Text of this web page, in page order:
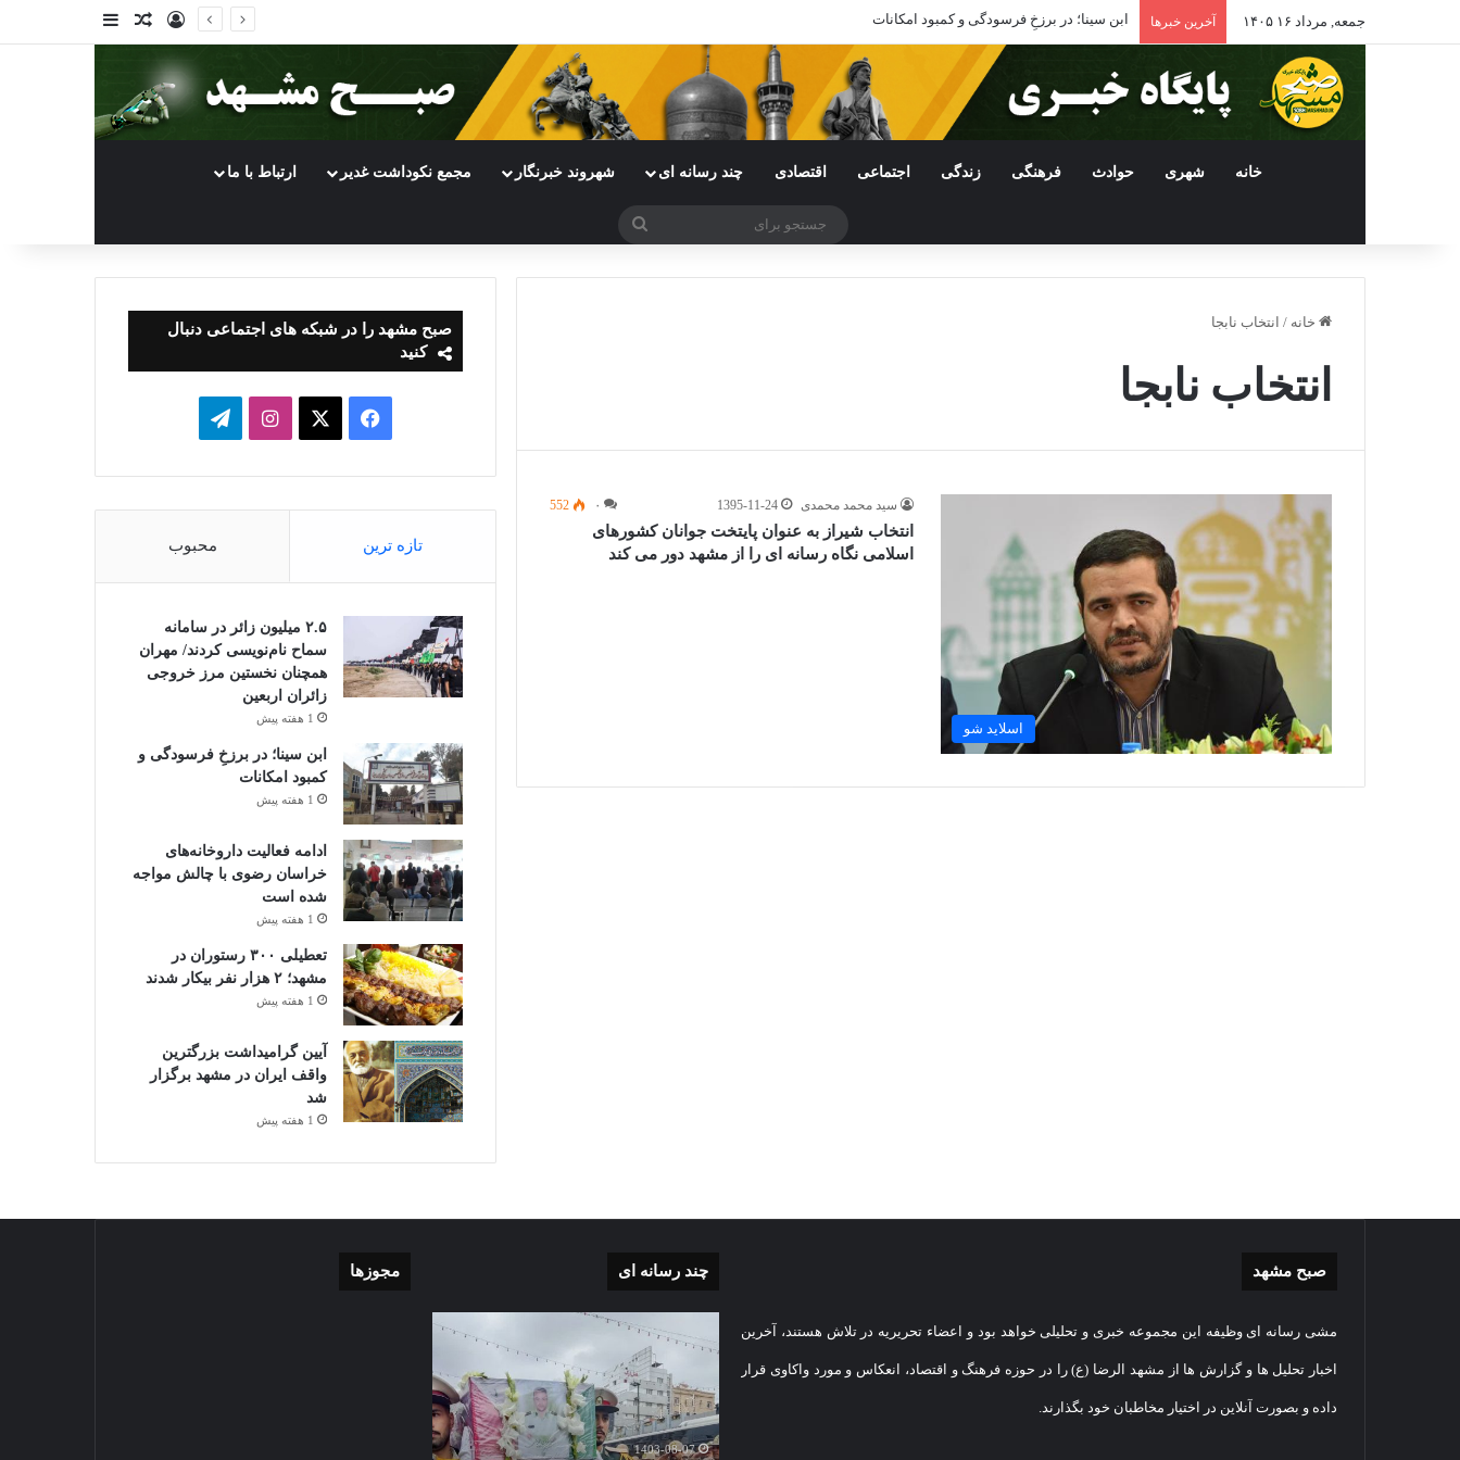
جمعه, مرداد ۱۶ ۱۴۰۵ آخرین خبرها ابن سینا؛ در برزخِ فرسودگی و کمبود امکانات ورودنوشته تصادفی
سایدبار
خانه شهری حوادث فرهنگی زندگی اجتماعی اقتصادی چند رسانه ای شهروند خبرنگار مجمع نکوداشت غدیر ارتباط با ما
جستجو
خانه / انتخاب نابجا
انتخاب نابجا
اسلاید شو
سید محمد محمدی 1395-11-24 ۰ 552
انتخاب شیراز به عنوان پایتخت جوانان کشورهای
اسلامی نگاه رسانه ای را از مشهد دور می کند
صبح مشهد را در شبکه های اجتماعی دنبال
کنید
فیسبوک ایکساینستاگرامتلگرام
تازه ترین محبوب
۲.۵ میلیون زائر در سامانه
سماح نام‌نویسی کردند/ مهران
همچنان نخستین مرز خروجی
زائران اربعین
1 هفته پیش
ابن سینا؛ در برزخِ فرسودگی و
کمبود امکانات
1 هفته پیش
ادامه فعالیت داروخانه‌های
خراسان رضوی با چالش مواجه
شده است
1 هفته پیش
تعطیلی ۳۰۰ رستوران در
مشهد؛ ۲ هزار نفر بیکار شدند
1 هفته پیش
آیین گرامیداشت بزرگترین
واقف ایران در مشهد برگزار
شد
1 هفته پیش
صبح مشهد
مشی رسانه ای وظیفه این مجموعه خبری و تحلیلی خواهد بود و اعضاء تحریریه در تلاش هستند، آخرین
اخبار تحلیل ها و گزارش ها از مشهد الرضا (ع) را در حوزه فرهنگ و اقتصاد، انعکاس و مورد واکاوی قرار
داده و بصورت آنلاین در اختیار مخاطبان خود بگذارند.
چند رسانه ای
گزارش
اقامه
عید
غبارروبی
مضجع
نورانی
تصویری
پیکر
مطهر
شهید
1403-08-07
مجوزها